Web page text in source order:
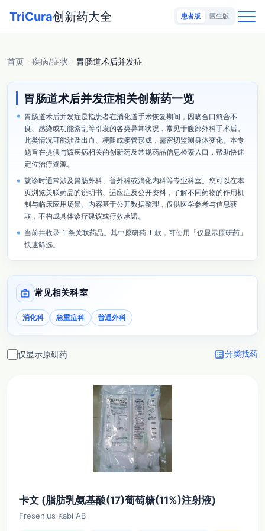
TriCura创新药大全 患者版 医生版
首页 疾病/症状 胃肠道术后并发症
胃肠道术后并发症相关创新药一览
胃肠道术后并发症是指患者在消化道手术恢复期间，因吻合口愈合不
良、感染或功能紊乱等引发的各类异常状况，常见于腹部外科手术后。
此类情况可能涉及出血、梗阻或瘘管形成，需密切监测身体变化。本专
题旨在提供与该疾病相关的创新药及常规药品信息检索入口，帮助快速
定位治疗资源。
就诊时通常涉及胃肠外科、普外科或消化内科等专业科室。您可以在本
页浏览关联药品的说明书、适应症及公开资料，了解不同药物的作用机
制与临床应用场景。内容基于公开数据整理，仅供医学参考与信息获
取，不构成具体诊疗建议或疗效承诺。
当前共收录 1 条关联药品。其中原研药 1 款，可使用「仅显示原研药」
快速筛选。
medical_services 常见相关科室
消化科 急重症科 普通外科
仅显示原研药 list_alt分类找药
卡文 (脂肪乳氨基酸(17)葡萄糖(11%)注射液)
Fresenius Kabi AB